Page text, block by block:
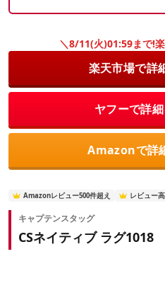
＼8/11(火)01:59まで!
楽天市場で詳
ヤフーで詳
Amazonで詳
Amazonレビュー500件超え レビュー
キャプテンスタッグ
CSネイティブ ラグ1018